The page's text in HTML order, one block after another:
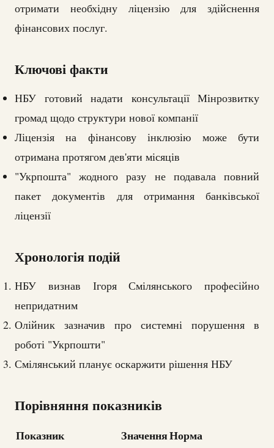
отримати необхідну ліцензію для здійснення
фінансових послуг.
Ключові факти
НБУ готовий надати консультації Мінрозвитку
громад щодо структури нової компанії
Ліцензія на фінансову інклюзію може бути
отримана протягом дев'яти місяців
"Укрпошта" жодного разу не подавала повний
пакет документів для отримання банківської
ліцензії
Хронологія подій
НБУ визнав Ігоря Смілянського професійно
непридатним
Олійник зазначив про системні порушення в
роботі "Укрпошти"
Смілянський планує оскаржити рішення НБУ
Порівняння показників
Показник ЗначенняНорма